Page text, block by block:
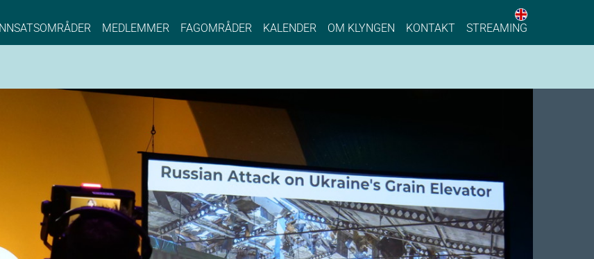
Norwegian Center of Expertise, Sustainable Process Industry
MEDLEMMER FAGOMRÅDER KALENDER OM KLYNGEN KONTAKT STREAMING
English